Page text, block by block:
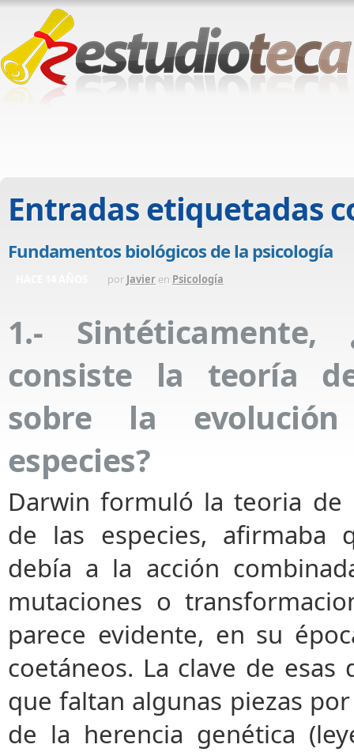
Entradas etiquetadas
Fundamentos biológicos de la psicología
por Javier en Psicología
1.- Sintéticamente,
consiste la teoría
sobre la
especies?
Darwin formuló la teoria de
de las especies, afirmaba
debía a la acción
mutaciones o
parece evidente, en su
coetáneos. La clave de
que faltan algunas piezas
de la herencia genética